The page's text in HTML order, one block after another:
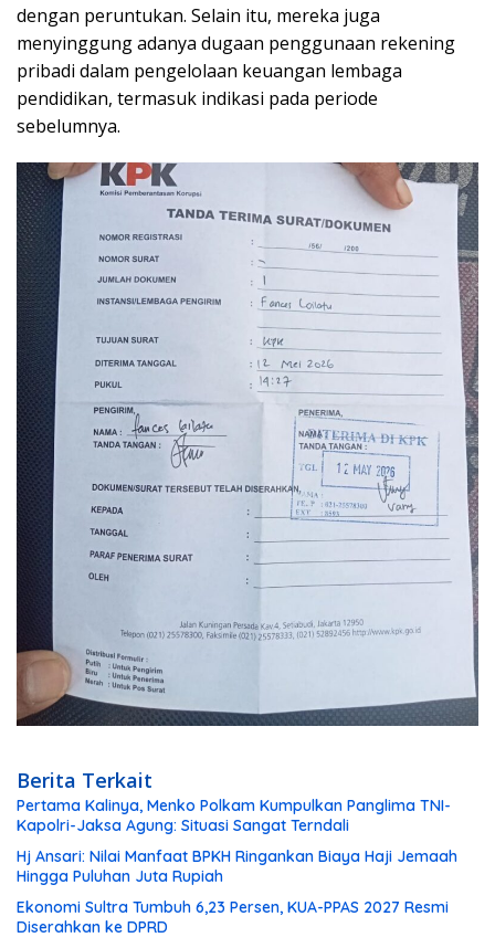
dengan peruntukan. Selain itu, mereka juga
menyinggung adanya dugaan penggunaan rekening
pribadi dalam pengelolaan keuangan lembaga
pendidikan, termasuk indikasi pada periode
sebelumnya.
Berita Terkait
Pertama Kalinya, Menko Polkam Kumpulkan Panglima TNI-
Kapolri-Jaksa Agung: Situasi Sangat Terndali
Hj Ansari: Nilai Manfaat BPKH Ringankan Biaya Haji Jemaah
Hingga Puluhan Juta Rupiah
Ekonomi Sultra Tumbuh 6,23 Persen, KUA-PPAS 2027 Resmi
Diserahkan ke DPRD